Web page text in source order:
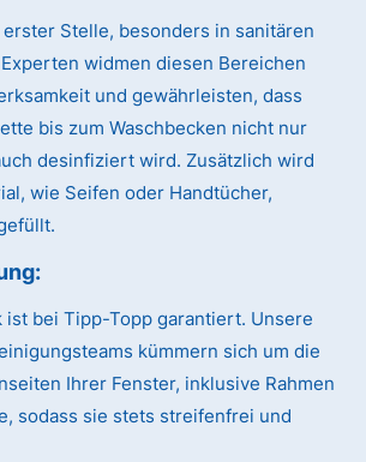
Stelle, besonders in sanitären
widmen diesen Bereichen
und gewährleisten, dass
bis zum Waschbecken nicht nur
desinfiziert wird. Zusätzlich wird
wie Seifen oder Handtücher,
ist bei Tipp-Topp garantiert. Unsere
kümmern sich um die
Ihrer Fenster, inklusive Rahmen
sodass sie stets streifenfrei und